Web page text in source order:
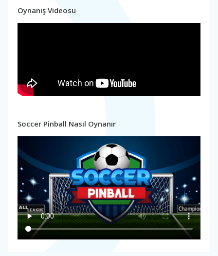
Oynanış Videosu
Soccer Pinball Nasıl Oynanır